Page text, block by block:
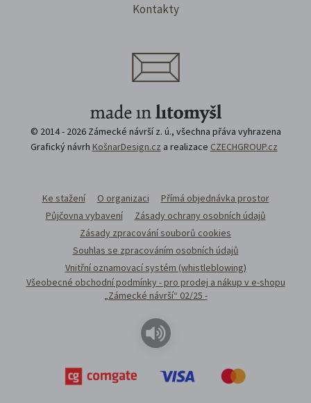
Kontakty
© 2014 - 2026 Zámecké návrší z. ú., všechna přáva vyhrazena
Grafický návrh KošnarDesign.cz a realizace CZECHGROUP.cz
Ke stažení O organizaci
Přímá objednávka prostor
Půjčovna vybavení
Zásady ochrany osobních údajů
Zásady zpracování souborů cookies
Souhlas se zpracováním osobních údajů
Vnitřní oznamovací systém (whistleblowing)
Všeobecné obchodní podmínky - pro prodej a nákup v e-shopu
„Zámecké návrší“ 02/25 -